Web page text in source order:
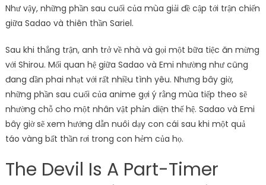
Như vậy, những phần sau cuối của mùa giải đề cập tới trận chiến
giữa Sadao và thiên thần Sariel.
Sau khi thắng trận, anh trở về nhà và gọi một bữa tiệc ăn mừng
với Shirou. Mối quan hệ giữa Sadao và Emi nhường như cũng
đang dần phai nhạt với rất nhiều tình yêu. Nhưng bây giờ,
những phần sau cuối của anime gợi ý rằng mùa tiếp theo sẽ
nhường chỗ cho một nhân vật phản diện thế hệ. Sadao và Emi
bây giờ sẽ xem hướng dẫn nuôi dạy con cái sau khi một quả
táo vàng bất thần rơi trong con hẻm của họ.
The Devil Is A Part-Timer